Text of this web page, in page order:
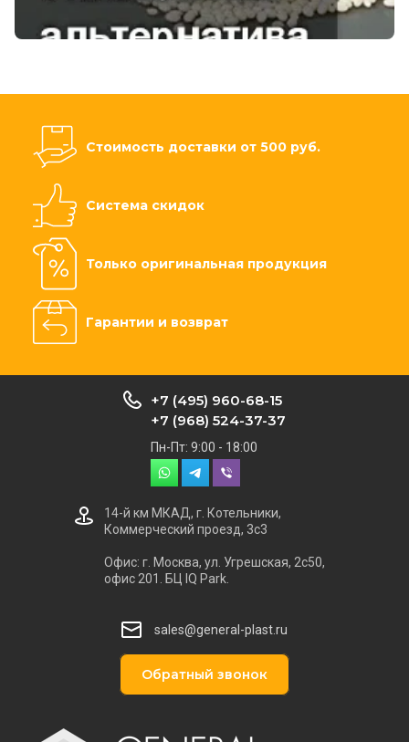
Стоимость доставки от 500 руб.
Система скидок
Только оригинальная продукция
Гарантии и возврат
+7 (495) 960-68-15
+7 (968) 524-37-37
Пн-Пт: 9:00 - 18:00
14-й км МКАД, г. Котельники,
Коммерческий проезд, 3с3
Офис: г. Москва, ул. Угрешская, 2с50,
офис 201. БЦ IQ Park.
sales@general-plast.ru
Обратный звонок